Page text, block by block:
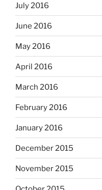
July 2016
June 2016
May 2016
April 2016
March 2016
February 2016
January 2016
December 2015
November 2015